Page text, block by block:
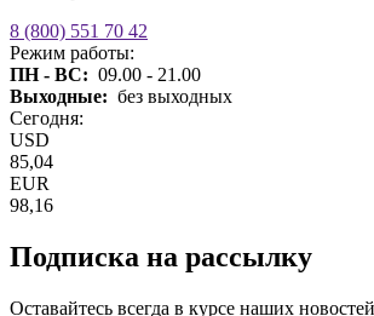
8 (800) 551 70 42
Режим работы:
ПН - ВС: 09.00 - 21.00
Выходные: без выходных
Сегодня:
USD
85,04
EUR
98,16
Подписка на рассылку
Оставайтесь всегда в курсе наших